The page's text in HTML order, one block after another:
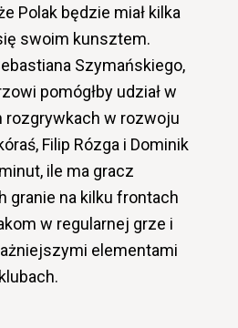
Polak będzie miał kilka
swoim kunsztem.
Szymańskiego,
pomógłby udział w
rozgrywkach w rozwoju
Filip Rózga i Dominik
ile ma gracz
granie na kilku frontach
w regularnej grze i
elementami